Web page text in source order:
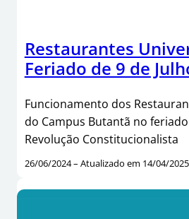
Restaurantes
Feriado de 9 de
Funcionamento dos
do Campus Butantã no feriado
Revolução Constitucionalista
26/06/2024 – Atualizado em 14/04/2025